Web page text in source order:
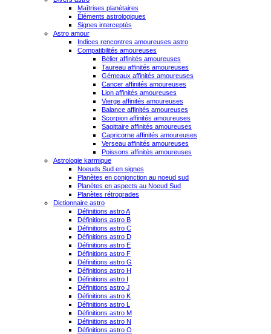
Maîtrises planétaires
Éléments astrologiques
Signes interceptés
Astro amour
Indices rencontres amoureuses astro
Compatibilités amoureuses
Bélier affinités amoureuses
Taureau affinités amoureuses
Gémeaux affinités amoureuses
Cancer affinités amoureuses
Lion affinités amoureuses
Vierge affinités amoureuses
Balance affinités amoureuses
Scorpion affinités amoureuses
Sagittaire affinités amoureuses
Capricorne affinités amoureuses
Verseau affinités amoureuses
Poissons affinités amoureuses
Astrologie karmique
Noeuds Sud en signes
Planètes en conjonction au noeud sud
Planètes en aspects au Noeud Sud
Planètes rétrogrades
Dictionnaire astro
Définitions astro A
Définitions astro B
Définitions astro C
Définitions astro D
Définitions astro E
Définitions astro F
Définitions astro G
Définitions astro H
Définitions astro I
Définitions astro J
Définitions astro K
Définitions astro L
Définitions astro M
Définitions astro N
Définitions astro O